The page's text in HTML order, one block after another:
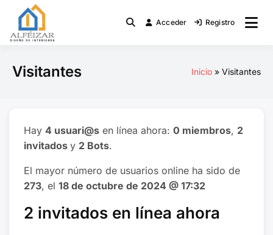
Saltar
contenido
Diseño de Interiores Acceder Registro
Visitantes Inicio Visitantes
Hay 4 usuari@s en línea ahora: 0 miembros, 2
invitados y 2 Bots.
El mayor número de usuarios online ha sido de
273, el 18 de octubre de 2024 @ 17:32
2 invitados en línea ahora